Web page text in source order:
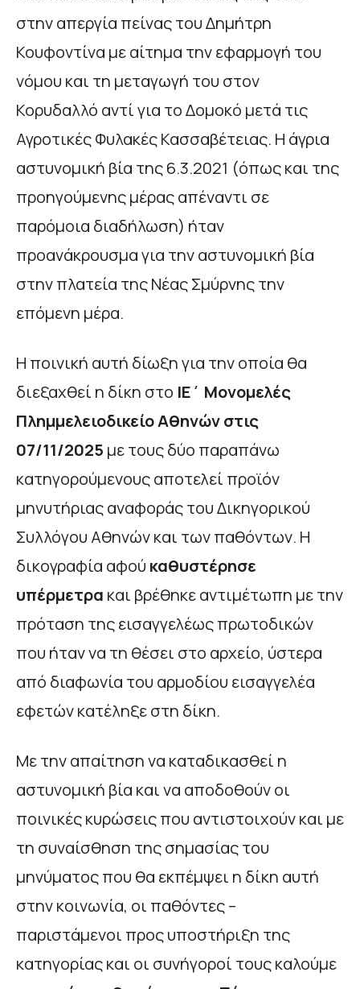
στην απεργία πείνας του Δημήτρη
Κουφοντίνα με αίτημα την εφαρμογή του
νόμου και τη μεταγωγή του στον
Κορυδαλλό αντί για το Δομοκό μετά τις
Αγροτικές Φυλακές Κασσαβέτειας. Η άγρια
αστυνομική βία της 6.3.2021 (όπως και της
προηγούμενης μέρας απέναντι σε
παρόμοια διαδήλωση) ήταν
προανάκρουσμα για την αστυνομική βία
στην πλατεία της Νέας Σμύρνης την
επόμενη μέρα.
Η ποινική αυτή δίωξη για την οποία θα
διεξαχθεί η δίκη στο ΙΕ΄ Μονομελές
Πλημμελειοδικείο Αθηνών στις
07/11/2025 με τους δύο παραπάνω
κατηγορούμενους αποτελεί προϊόν
μηνυτήριας αναφοράς του Δικηγορικού
Συλλόγου Αθηνών και των παθόντων. Η
δικογραφία αφού καθυστέρησε
υπέρμετρα και βρέθηκε αντιμέτωπη με την
πρόταση της εισαγγελέως πρωτοδικών
που ήταν να τη θέσει στο αρχείο, ύστερα
από διαφωνία του αρμοδίου εισαγγελέα
εφετών κατέληξε στη δίκη.
Με την απαίτηση να καταδικασθεί η
αστυνομική βία και να αποδοθούν οι
ποινικές κυρώσεις που αντιστοιχούν και με
τη συναίσθηση της σημασίας του
μηνύματος που θα εκπέμψει η δίκη αυτή
στην κοινωνία, οι παθόντες –
παριστάμενοι προς υποστήριξη της
κατηγορίας και οι συνήγοροί τους καλούμε